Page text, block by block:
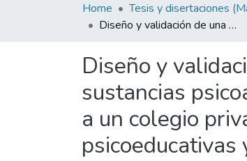
Home
Diseño y validación de una estrategia de prevención del consumo de sustancias psicoactivas (SPA) para niños entre los 8 y 12 años pertenecientes a un colegio privado de Bogotá, a través del entrenamiento de herramientas psicoeducativas y lúdicas a sus docentes
Diseño y
sustancias
a un colegio
psicoeducativas